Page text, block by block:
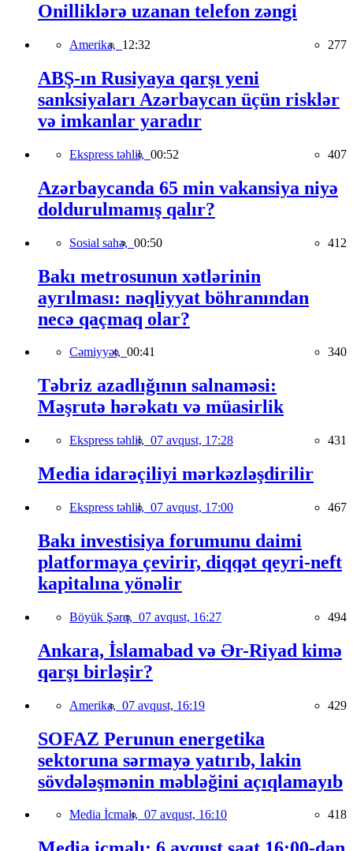
Onilliklərə uzanan telefon zəngi
Amerika, 12:32 277
ABŞ-ın Rusiyaya qarşı yeni
sanksiyaları Azərbaycan üçün risklər
və imkanlar yaradır
Ekspress təhlil, 00:52 407
Azərbaycanda 65 min vakansiya niyə
doldurulmamış qalır?
Sosial sahə, 00:50 412
Bakı metrosunun xətlərinin
ayrılması: nəqliyyat böhranından
necə qaçmaq olar?
Cəmiyyət, 00:41 340
Təbriz azadlığının salnaməsi:
Məşrutə hərəkatı və müasirlik
Ekspress təhlil, 07 avqust, 17:28 431
Media idarəçiliyi mərkəzləşdirilir
Ekspress təhlil, 07 avqust, 17:00 467
Bakı investisiya forumunu daimi
platformaya çevirir, diqqət qeyri-neft
kapitalına yönəlir
Böyük Şərq, 07 avqust, 16:27 494
Ankara, İslamabad və Ər-Riyad kimə
qarşı birləşir?
Amerika, 07 avqust, 16:19 429
SOFAZ Perunun energetika
sektoruna sərmayə yatırıb, lakin
sövdələşmənin məbləğini açıqlamayıb
Media İcmalı, 07 avqust, 16:10 418